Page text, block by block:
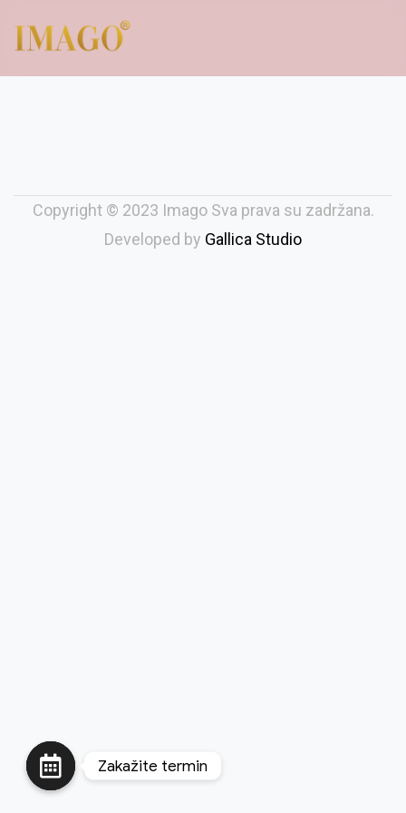
Copyright © 2023 Imago Sva prava su zadržana.
Developed by Gallica Studio
Zakažite termin